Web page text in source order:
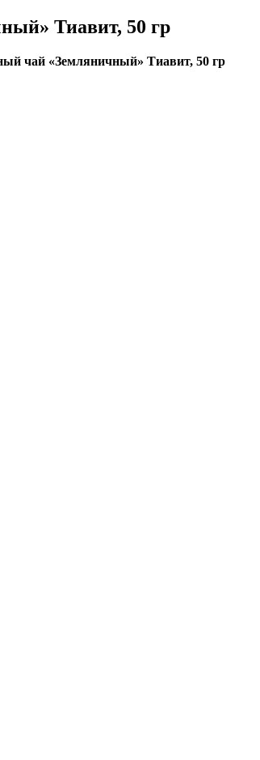
Тиавит, 50 гр
чай «Земляничный» Тиавит, 50 гр